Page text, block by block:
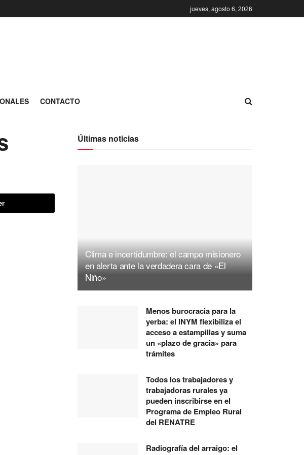
jueves, agosto 6, 2026
CONTACTO
Últimas noticias
Clima e incertidumbre: el campo misionero
en alerta ante la verdadera cara de «El
Niño»
Menos burocracia para la
yerba: el INYM flexibiliza el
acceso a estampillas y suma
un «plazo de gracia» para
trámites
Todos los trabajadores y
trabajadoras rurales ya
pueden inscribirse en el
Programa de Empleo Rural
del RENATRE
Radiografía del arraigo: el